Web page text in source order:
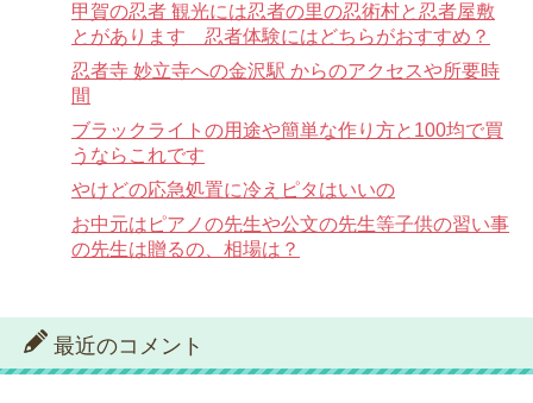
甲賀の忍者 観光には忍者の里の忍術村と忍者屋敷
とがあります 忍者体験にはどちらがおすすめ？
忍者寺 妙立寺への金沢駅 からのアクセスや所要時
間
ブラックライトの用途や簡単な作り方と100均で買
うならこれです
やけどの応急処置に冷えピタはいいの
お中元はピアノの先生や公文の先生等子供の習い事
の先生は贈るの、相場は？
最近のコメント